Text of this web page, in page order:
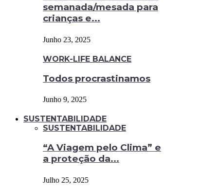
semanada/mesada para
crianças e...
Junho 23, 2025
WORK-LIFE BALANCE
Todos procrastinamos
Junho 9, 2025
SUSTENTABILIDADE
SUSTENTABILIDADE
“A Viagem pelo Clima” e
a proteção da...
Julho 25, 2025